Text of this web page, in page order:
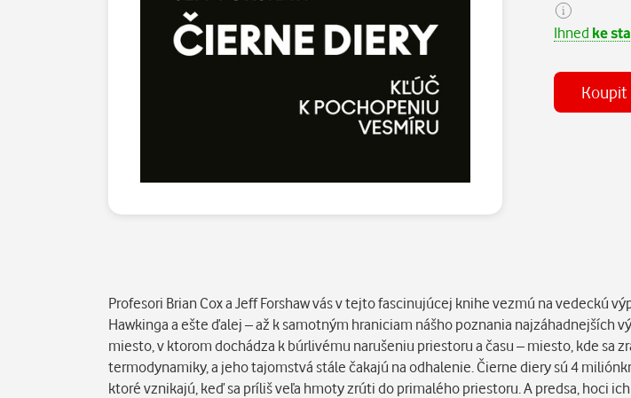
Ihned ke
Koupit
Profesori Brian Cox a Jeff Forshaw vás v tejto fascinujúcej knihe vezmú na vedeckú
Hawkinga a ešte ďalej – až k samotným hraniciam nášho poznania najzáhadnejších
miesto, v ktorom dochádza k búrlivému narušeniu priestoru a času – miesto, kde sa
termodynamiky, a jeho tajomstvá stále čakajú na odhalenie. Čierne diery sú 4
ktoré vznikajú, keď sa príliš veľa hmoty zrúti do primalého priestoru. A predsa, hoci